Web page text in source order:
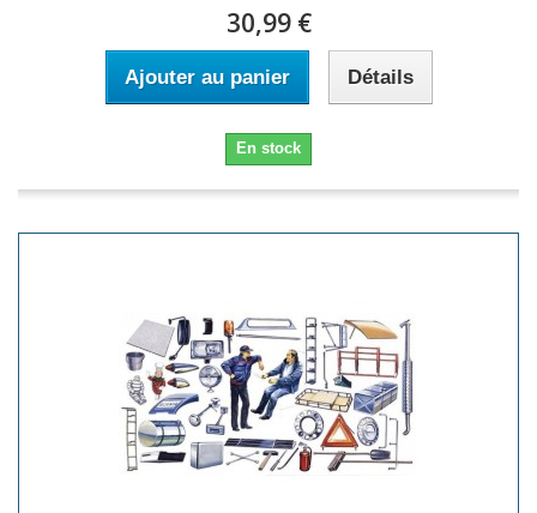
30,99 €
Ajouter au panier Détails
En stock